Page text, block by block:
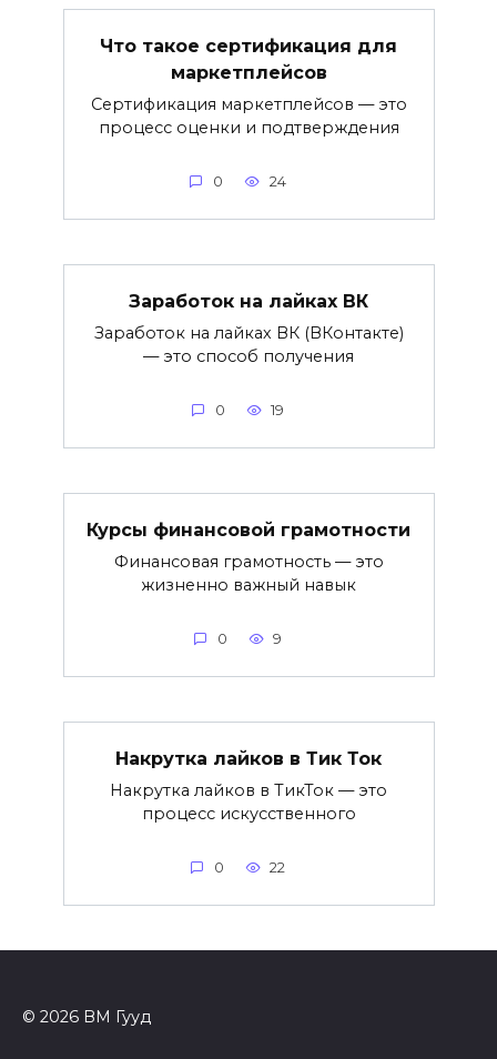
Что такое сертификация для
маркетплейсов
Сертификация маркетплейсов — это
процесс оценки и подтверждения
0 24
Заработок на лайках ВК
Заработок на лайках ВК (ВКонтакте)
— это способ получения
0 19
Курсы финансовой грамотности
Финансовая грамотность — это
жизненно важный навык
0 9
Накрутка лайков в Тик Ток
Накрутка лайков в ТикТок — это
процесс искусственного
0 22
© 2026 ВМ Гууд